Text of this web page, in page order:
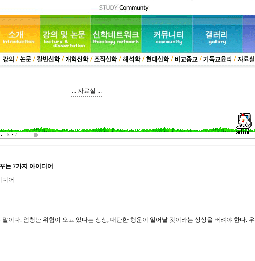
::: 자료실 :::
5 7
는 7가지 아이디어
디어
이다. 엄청난 위험이 오고 있다는 상상, 대단한 행운이 일어날 것이라는 상상을 버려야 한다. 우